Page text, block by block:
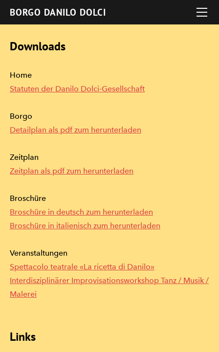
BORGO DANILO DOLCI
Downloads
Home
Statuten der Danilo Dolci-Gesellschaft
Borgo
Detailplan als pdf zum herunterladen
Zeitplan
Zeitplan als pdf zum herunterladen
Broschüre
Broschüre in deutsch zum herunterladen
Broschüre in italienisch zum herunterladen
Veranstaltungen
Spettacolo teatrale «La ricetta di Danilo»
Interdisziplinärer Improvisationsworkshop Tanz / Musik /
Malerei
Links
HOME
SPENDEN
DOWNLOADS UND LINKS